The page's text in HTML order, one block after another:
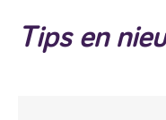
Tips en